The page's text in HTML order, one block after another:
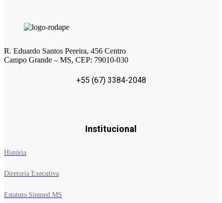
R. Eduardo Santos Pereira, 456 Centro
Campo Grande – MS, CEP: 79010-030
+55 (67) 3384-2048
Institucional
História
Diretoria Executiva
Estatuto Sinmed MS